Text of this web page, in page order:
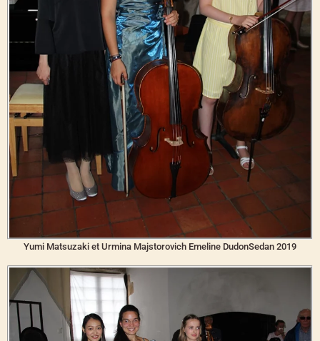
Yumi Matsuzaki et Urmina Majstorovich Emeline DudonSedan 2019